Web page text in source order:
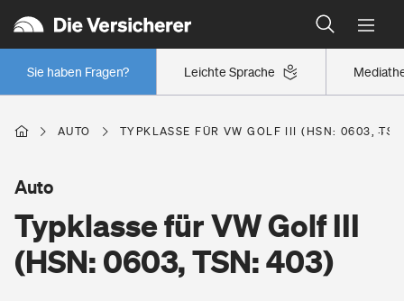
Leichte Sprache
Sie haben Fragen?
Wer versichert was: Jetzt Versicherer finden
Regionalklassen: So ist Ihre Region eingestuft
Wer versichert was: Jetzt Versicherer finden
Berufsunfähigkeitsversicherung
Erwerbsunfähigkeitsversicherung
Wohnen
AUTO TYPKLASSE FÜR VW GOLF III (HSN: 0603,
Typklasse für VW Golf III
(HSN: 0603, TSN: 403)
Auto